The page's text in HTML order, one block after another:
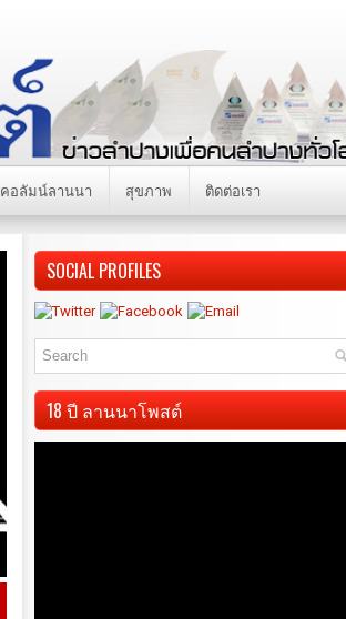
คอลัมน์ลานนา สุขภาพ ติดต่อเรา
SOCIAL PROFILES
18 ปี ลานนาโพสต์